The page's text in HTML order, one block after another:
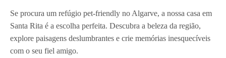
Se procura um refúgio pet-friendly no Algarve, a nossa casa em
Santa Rita é a escolha perfeita. Descubra a beleza da região,
explore paisagens deslumbrantes e crie memórias inesquecíveis
com o seu fiel amigo.